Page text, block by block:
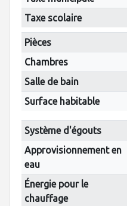
Taxe scolaire
Pièces
Chambres
Salle de bain
Surface habitable
Système d'égouts
Approvisionnement en
eau
Énergie pour le
chauffage